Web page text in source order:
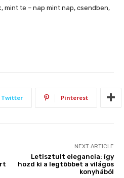
mint te – nap mint nap, csendben,
Twitter Pinterest
NEXT ARTICLE
Letisztult elegancia: így
hozd ki a legtöbbet a világos
konyhából